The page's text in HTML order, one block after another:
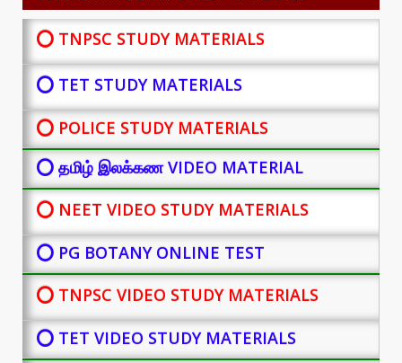
⭕ TNPSC STUDY MATERIALS
⭕ TET STUDY MATERIALS
⭕ POLICE STUDY MATERIALS
⭕ தமிழ் இலக்கண VIDEO MATERIAL
⭕ NEET VIDEO STUDY MATERIALS
⭕ PG BOTANYONLINE TEST
⭕ TNPSC VIDEO STUDY MATERIALS
⭕ TET VIDEO STUDY MATERIALS